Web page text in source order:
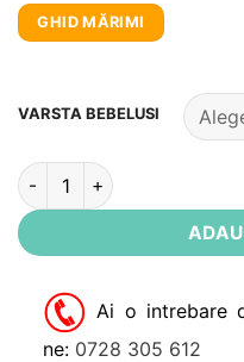
GHID MĂRIMI
VARSTA BEBELUSI
Cantitate Jacheta
Ai o intrebare
ne: 0728 305 612